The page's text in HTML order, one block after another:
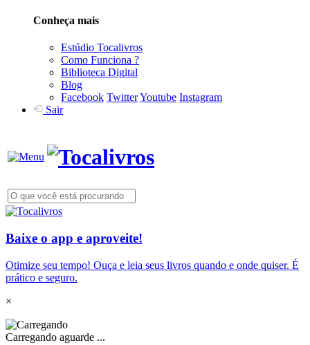
Conheça mais
Estúdio Tocalivros
Como Funciona ?
Biblioteca Digital
Blog
Facebook TwitterYoutube Instagram
Sair
Baixe o app e aproveite!
Otimize seu tempo! Ouça e leia seus livros quando e onde quiser. É
prático e seguro.
×
Carregando aguarde ...